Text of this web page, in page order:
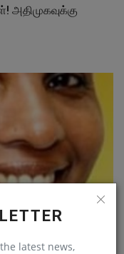
latest news,
அதிமுகவுக்கு